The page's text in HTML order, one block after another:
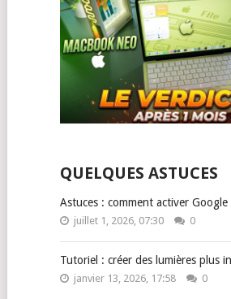
QUELQUES ASTUCES
Astuces : comment activer
juillet 1, 2026, 07:30 0
Tutoriel : créer des lumières plus
janvier 13, 2026, 17:58 0